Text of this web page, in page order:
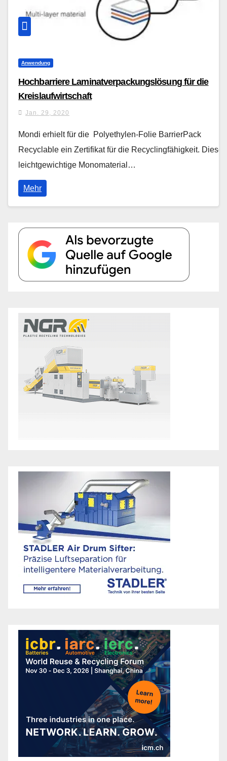
Anwendung
Hochbarriere Laminatverpackungslösung für die
Kreislaufwirtschaft
Jan. 29, 2020
Mondi erhielt für die Polyethylen-Folie BarrierPack
Recyclable ein Zertifikat für die Recyclingfähigkeit. Dieses
leichtgewichtige Monomaterial…
Mehr